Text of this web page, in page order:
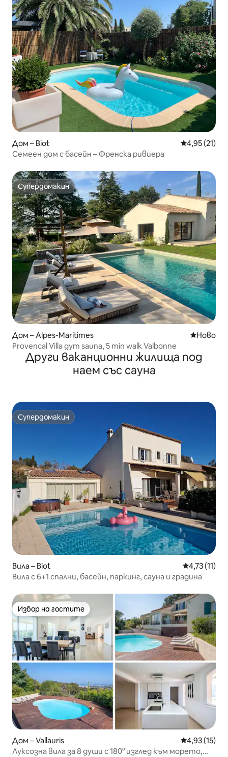
Дом – Biot Средна
4,95 (21)
Семеен дом с басейн – Френска ривиера
Супердомакин
Супердомакин
Дом – Alpes-Maritimes Ново
Ново
Provencal Villa gym sauna, 5 min walk Valbonne
Други ваканционни жилища под
наем със сауна
Супердомакин
Супердомакин
Вила – Biot Средна
4,73 (11)
Вила с 6+1 спални, басейн, паркинг, сауна и градина
Избор на гостите
Избор на гостите
Дом – Vallauris Средна
4,93 (15)
Луксозна вила за 8 души с 180° изглед към морето,